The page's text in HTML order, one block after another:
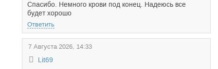
Спасибо. Немного крови под конец. Надеюсь все
будет хорошо
Ответить
7 Августа 2026, 14:33
Lit69